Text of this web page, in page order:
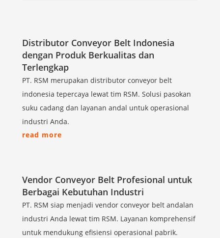
Distributor Conveyor Belt Indonesia
dengan Produk Berkualitas dan
Terlengkap
PT. RSM merupakan distributor conveyor belt
indonesia tepercaya lewat tim RSM. Solusi pasokan
suku cadang dan layanan andal untuk operasional
industri Anda.
read more
Vendor Conveyor Belt Profesional untuk
Berbagai Kebutuhan Industri
PT. RSM siap menjadi vendor conveyor belt andalan
industri Anda lewat tim RSM. Layanan komprehensif
untuk mendukung efisiensi operasional pabrik.